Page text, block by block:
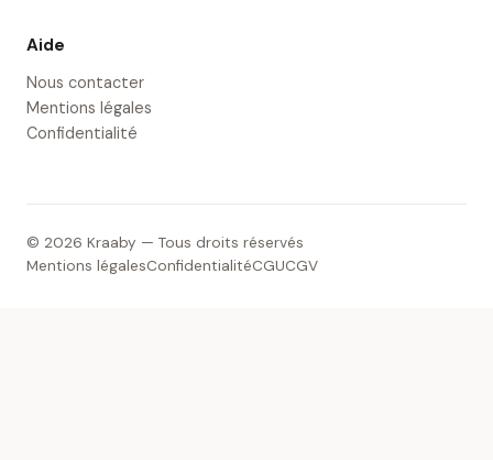
Aide
Nous contacter
Mentions légales
Confidentialité
© 2026 Kraaby — Tous droits réservés
Mentions légalesConfidentialitéCGUCGV